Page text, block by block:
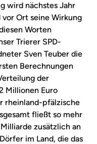
wird nächstes Jahr
vor Ort seine Wirkung
Worten
Trierer SPD-
Sven Teuber die
Berechnungen
der
Millionen Euro
rheinland-pfälzische
fließt so mehr
zusätzlich an
im Land, die das